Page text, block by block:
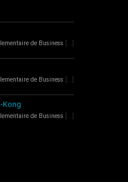
de Business [...]
de Business [...]
Kong
de Business [...]